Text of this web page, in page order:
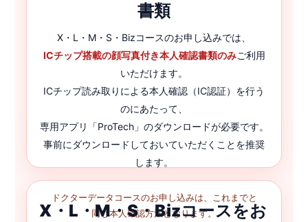
書類
X・L・M・S・Bizコースのお申し込みでは、
ICチップ搭載の顔写真付き本人確認書類のみご利用
いただけます。
ICチップ読み取りによる本人確認（IC認証）を行う
のにあたって、
専用アプリ「ProTech」のダウンロードが必要です。
事前にダウンロードしておいていただくことを推奨
します。
ドクターデータコースのお申し込みは、これまでと
同じ本人確認方法となります。
X・L・M・S・Bizコースをお